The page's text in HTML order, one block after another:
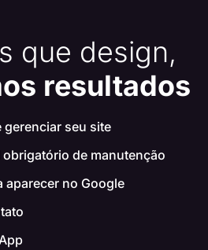
que design,
resultados
gerenciar seu site
obrigatório de manutenção
aparecer no Google